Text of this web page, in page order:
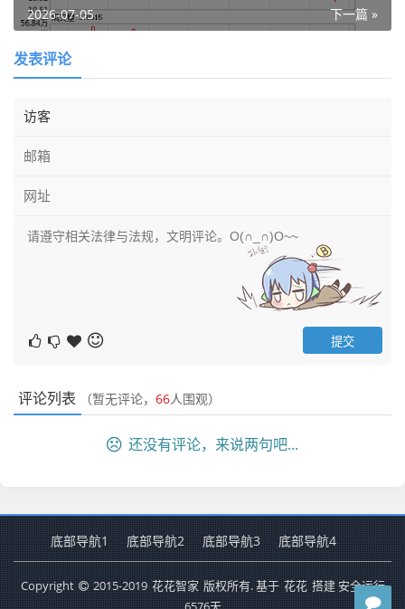
下一篇 »
2026-07-05
发表评论
评论列表 （暂无评论， 66人围观）
还没有评论，来说两句吧...
底部导航1 底部导航2 底部导航3 底部导航4
Copyright 2015-2019 花花智家 版权所有. 基于 花花 搭建 安全运行